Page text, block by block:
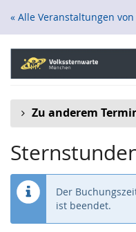
Zum
« Alle Veranstaltungen
Zu anderem
Der
ist beendet.